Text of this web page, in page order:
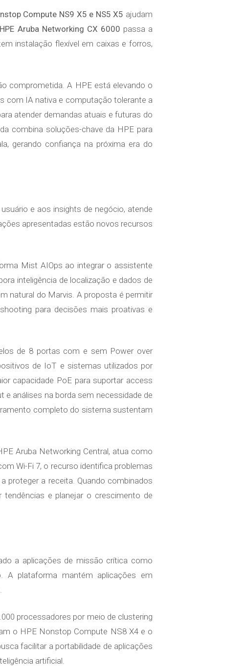
Compute NS9 X5 e NS5 X5 ajudam
HPE Aruba Networking CX 6000 passa a
instalação flexível em caixas e forros,
comprometida. A HPE está elevando o
com IA nativa e computação tolerante a
atender demandas atuais e futuras do
combina soluções-chave da HPE para
gerando confiança na próxima era do
e aos insights de negócio, atende
apresentadas estão novos recursos
Mist AIOps ao integrar o assistente
inteligência de localização e dados de
natural do Marvis. A proposta é permitir
para decisões mais proativas e
de 8 portas com e sem Power over
de IoT e sistemas utilizados por
capacidade PoE para suportar access
e análises na borda sem necessidade de
completo do sistema sustentam
Aruba Networking Central, atua como
Wi-Fi 7, o recurso identifica problemas
proteger a receita. Quando combinados
e planejar o crescimento de
a aplicações de missão crítica como
A plataforma mantém aplicações em
processadores por meio de clustering
o HPE Nonstop Compute NS8 X4 e o
facilitar a portabilidade de aplicações
artificial.